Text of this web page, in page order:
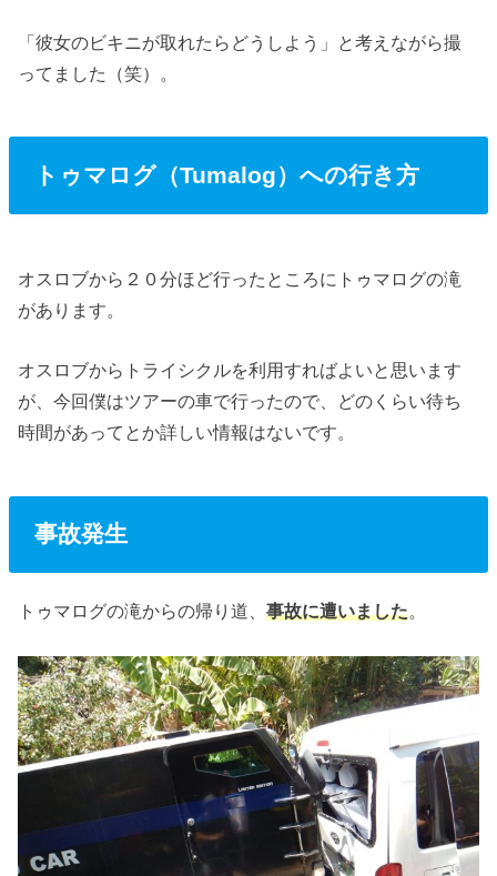
「彼女のビキニが取れたらどうしよう」と考えながら撮
ってました（笑）。
トゥマログ（Tumalog）への行き方
オスロブから２０分ほど行ったところにトゥマログの滝
があります。
オスロブからトライシクルを利用すればよいと思います
が、今回僕はツアーの車で行ったので、どのくらい待ち
時間があってとか詳しい情報はないです。
事故発生
トゥマログの滝からの帰り道、事故に遭いました。